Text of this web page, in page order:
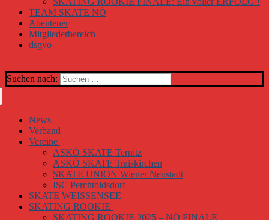
TEAM SKATE NÖ
Abenteuer
Mitgliederbereich
dsgvo
Suchen nach:
News
Verband
Vereine
ASKÖ SKATE Ternitz
ASKÖ SKATE Traiskirchen
SKATE UNION Wiener Neustadt
ISC Perchtoldsdorf
SKATE WEISSENSEE
SKATING ROOKIE
SKATING ROOKIE 2025 – NÖ FINALE